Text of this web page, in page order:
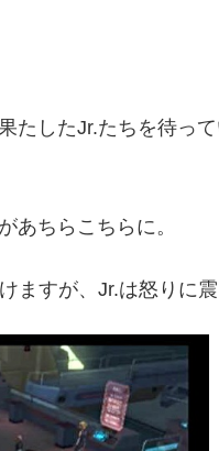
たしたJr.たちを待っ
あちらこちらに。
ますが、Jr.は怒りに震